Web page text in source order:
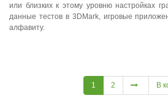
или близких к этому уровню настройках
данные тестов в 3DMark, игровые
алфавиту.
1 2 В